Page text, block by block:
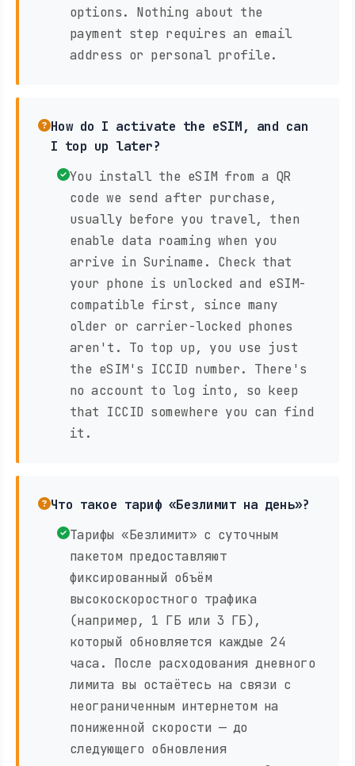
options. Nothing about the
payment step requires an email
address or personal profile.
How do I activate the eSIM, and can
I top up later?
You install the eSIM from a QR
code we send after purchase,
usually before you travel, then
enable data roaming when you
arrive in Suriname. Check that
your phone is unlocked and eSIM-
compatible first, since many
older or carrier-locked phones
aren't. To top up, you use just
the eSIM's ICCID number. There's
no account to log into, so keep
that ICCID somewhere you can find
it.
Что такое тариф «Безлимит на день»?
Тарифы «Безлимит» с суточным
пакетом предоставляют
фиксированный объём
высокоскоростного трафика
(например, 1 ГБ или 3 ГБ),
который обновляется каждые 24
часа. После расходования дневного
лимита вы остаётесь на связи с
неограниченным интернетом на
пониженной скорости — до
следующего обновления